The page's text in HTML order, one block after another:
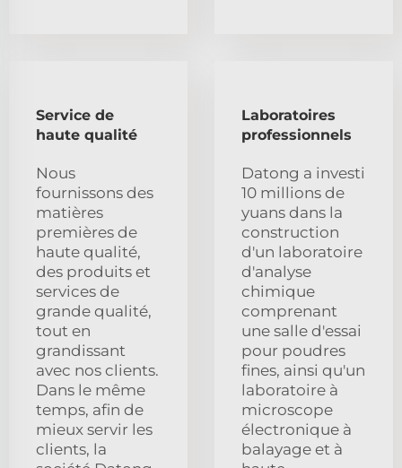
Service de
haute qualité
Nous
fournissons des
matières
premières de
haute qualité,
des produits et
services de
grande qualité,
tout en
grandissant
avec nos clients.
Dans le même
temps, afin de
mieux servir les
clients, la
Laboratoires
professionnels
Datong a investi
10 millions de
yuans dans la
construction
d'un laboratoire
d'analyse
chimique
comprenant
une salle d'essai
pour poudres
fines, ainsi qu'un
laboratoire à
microscope
électronique à
balayage et à